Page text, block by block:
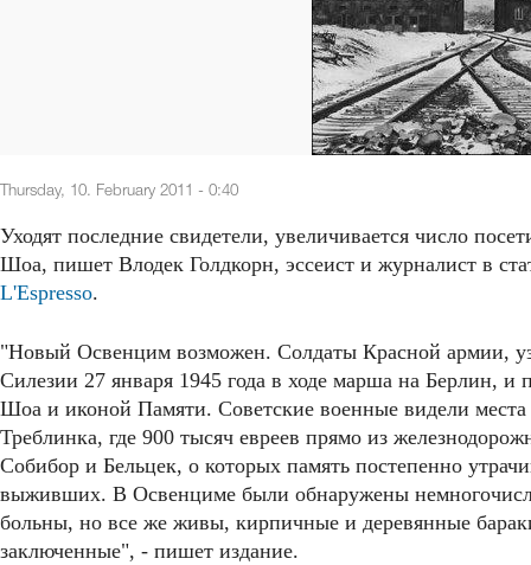
Thursday, 10. February 2011 - 0:40
Уходят последние свидетели, увеличивается число
Шоа, пишет Влодек Голдкорн, эссеист и журналист в
L'Espresso.
"Новый Освенцим возможен. Солдаты Красной армии,
Силезии 27 января 1945 года в ходе марша на Берлин, и
Шоа и иконой Памяти. Советские военные видели
Треблинка, где 900 тысяч евреев прямо из
Собибор и Бельцек, о которых память постепенно
выживших. В Освенциме были обнаружены
больны, но все же живы, кирпичные и деревянные
заключенные", - пишет издание.